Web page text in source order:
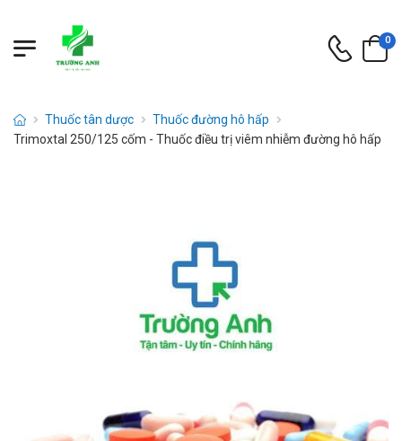
0
Thuốc tân dược
Thuốc đường hô hấp
Trimoxtal 250/125 cốm - Thuốc điều trị viêm nhiễm đường hô hấp